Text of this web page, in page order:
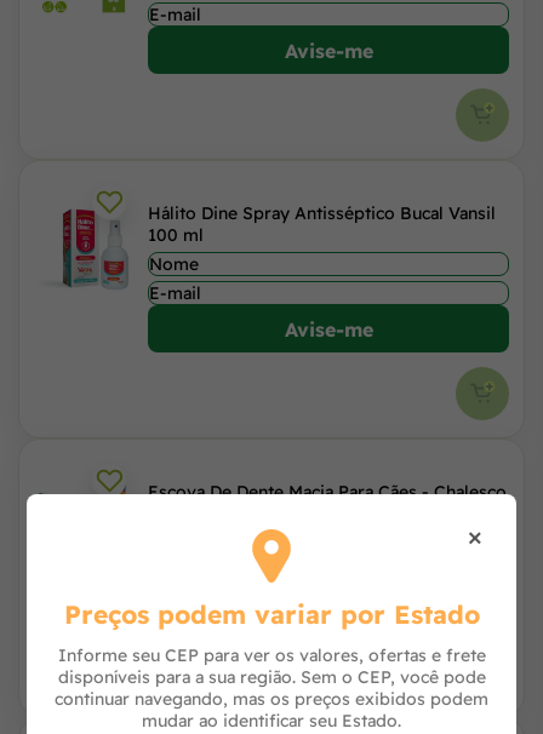
Avise-me
Hálito Dine Spray Antisséptico Bucal Vansil
100 ml
Avise-me
Escova De Dente Macia Para Cães - Chalesco
Avise-me
×
Preços podem variar por Estado
Informe seu CEP para ver os valores, ofertas e frete
disponíveis para a sua região. Sem o CEP, você pode
continuar navegando, mas os preços exibidos podem
mudar ao identificar seu Estado.